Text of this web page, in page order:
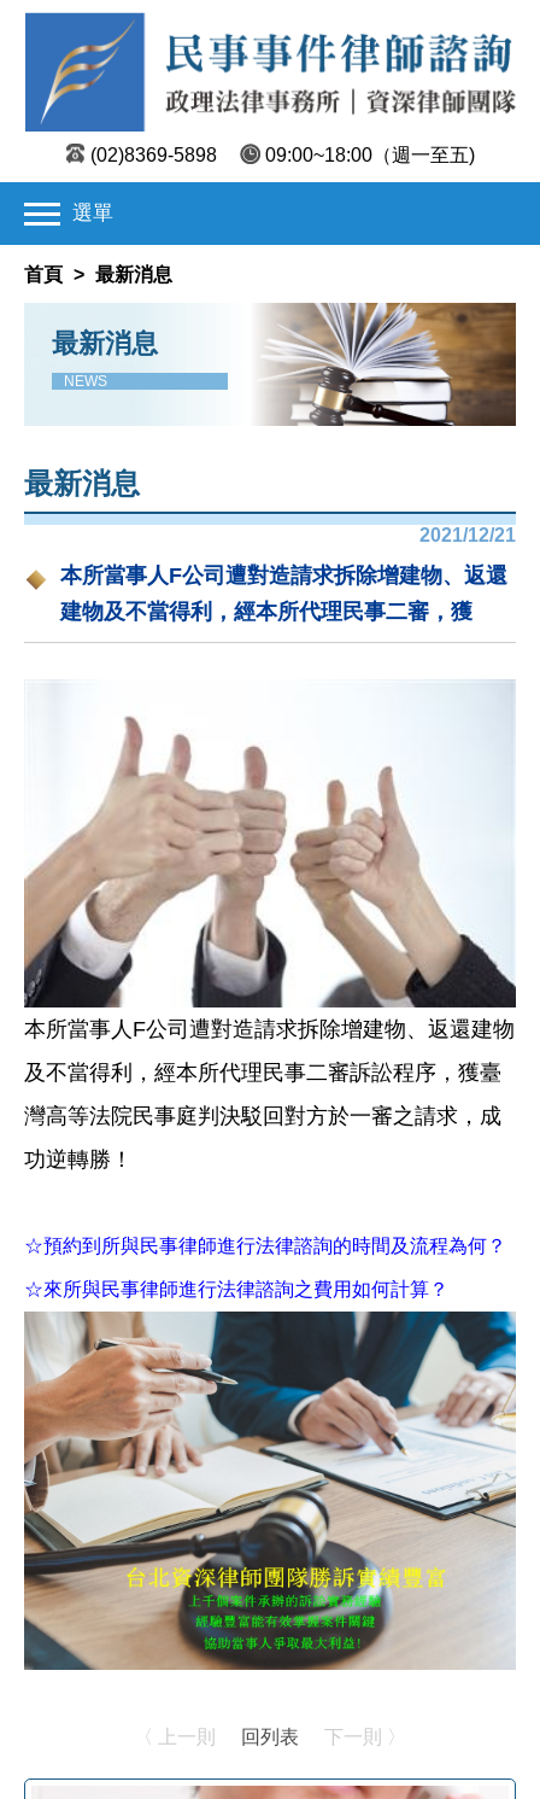
(02)8369-5898 09:00~18:00 （週一至五)
選單
首頁 > 最新消息
最新消息
NEWS
最新消息
2021/12/21
本所當事人F公司遭對造請求拆除增建物、返還
建物及不當得利，經本所代理民事二審，獲
本所當事人F公司遭對造請求拆除增建物、返還建物
及不當得利，經本所代理民事二審訴訟程序，獲臺
灣高等法院民事庭判決駁回對方於一審之請求，成
功逆轉勝！
☆預約到所與民事律師進行法律諮詢的時間及流程為何？
☆來所與民事律師進行法律諮詢之費用如何計算？
〈 上一則 回列表 下一則 〉